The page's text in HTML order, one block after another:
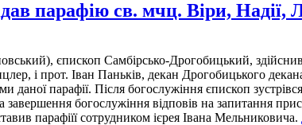
парафію св. мчц. Віри, Надії,
єпископ Самбірсько-Дрогобицький,
і прот. Іван Паньків, декан Дрогобицького
парафії. Після богослужіння єпископ
завершення богослужіння відповів на запитання
парафіїї сотрудником ієрея Івана Мельниковича.